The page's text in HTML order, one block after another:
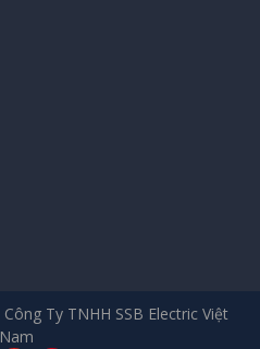
Công Ty TNHH SSB Electric Việt
Nam